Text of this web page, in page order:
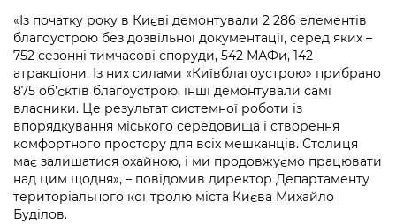
Kyiv International Relations
Річні звіти
Гендерна політика
Безбар'єрність
Київська міська військова адміністрація
Портал Захисників та Захисниць
Безбар'єрність
Портал послуг
Міський застосунок Київ Цифровий
Важливе під час воєнного стану
Уряд» – місцевий рівень»
Важливе під час воєнного стану
Про відкриті дані
Портал даних Києва
Публічні дашборди
«Із початку року в Києві демонтували 2 286 елементів
благоустрою без дозвільної документації, серед яких –
752 сезонні тимчасові споруди, 542 МАФи, 142
атракціони. Із них силами «Київблагоустрою» прибрано
875 об’єктів благоустрою, інші демонтували самі
власники. Це результат системної роботи із
впорядкування міського середовища і створення
комфортного простору для всіх мешканців. Столиця
має залишатися охайною, і ми продовжуємо працювати
над цим щодня», – повідомив директор Департаменту
територіального контролю міста Києва Михайло
Буділов.